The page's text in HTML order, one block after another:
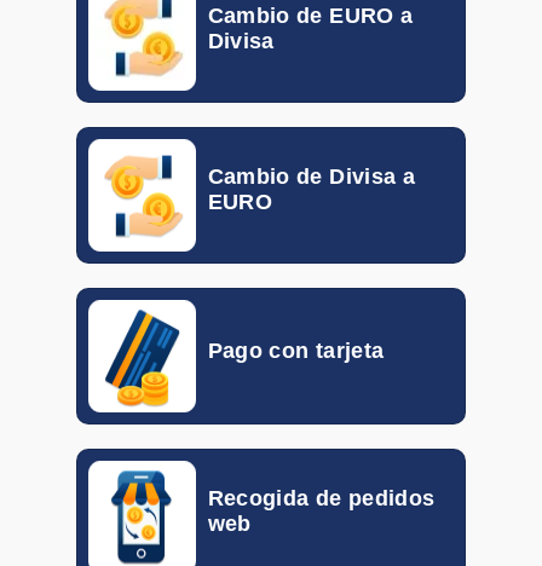
DOP 0.01382 0.01709
DKK
EGP 0.017 0.023
HKD 0.10155 0.11792
GTQ
HUF
IDR 0.000046 0.000056
ILS 0.19870 0.30940
INR
ISK
Cambio de EURO a
Divisa
Cambio de Divisa a
EURO
Pago con tarjeta
Recogida de pedidos
web